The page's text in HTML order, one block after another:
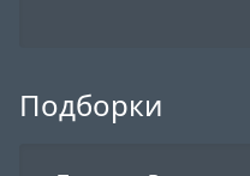
Подборки